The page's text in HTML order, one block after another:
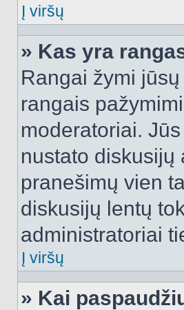
Į viršų
» Kas yra
Rangai žymi
rangais
moderatoriai.
nustato diskusijų
pranešimų vien
diskusijų lentų
administratoriai
Į viršų
» Kai